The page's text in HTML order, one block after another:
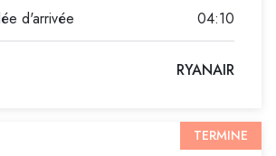
RYANAIR
04:10
TERMINE